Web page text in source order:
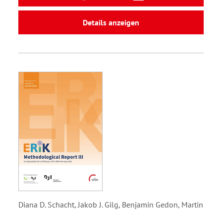
Details anzeigen
Diana D. Schacht, Jakob J. Gilg, Benjamin Gedon, Martin